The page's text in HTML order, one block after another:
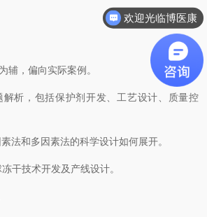
辅，偏向实际案例。
析，包括保护剂开发、工艺设计、质量控
法和多因素法的科学设计如何展开。
干技术开发及产线设计。
欢迎光临博医康